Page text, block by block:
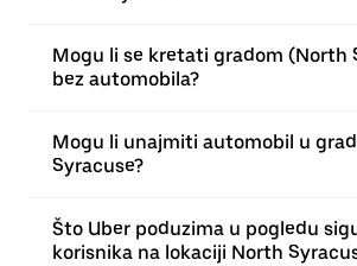
Mogu li se kretati gradom (North
bez automobila?
Mogu li unajmiti automobil u
Syracuse?
Što Uber poduzima u pogledu
korisnika na lokaciji North